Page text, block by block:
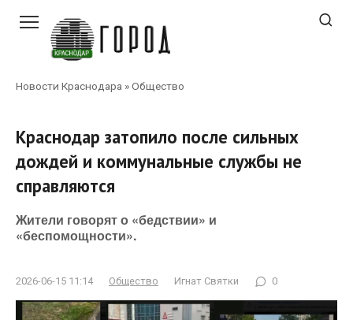
контенту
Новости Краснодара »Общество
Краснодар затопило после сильных
дождей и коммунальные службы не
справляются
Жители говорят о «бедствии» и
«беспомощности».
2026-06-15 11:14 Общество Игнат Святки 0